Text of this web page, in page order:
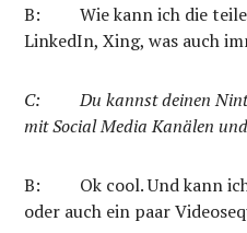
B:
Wie kann ich die
LinkedIn, Xing, was auch
C:
Du kannst deinen
mit Social Media Kanälen
B: Ok cool. Und kann ich
oder auch ein paar